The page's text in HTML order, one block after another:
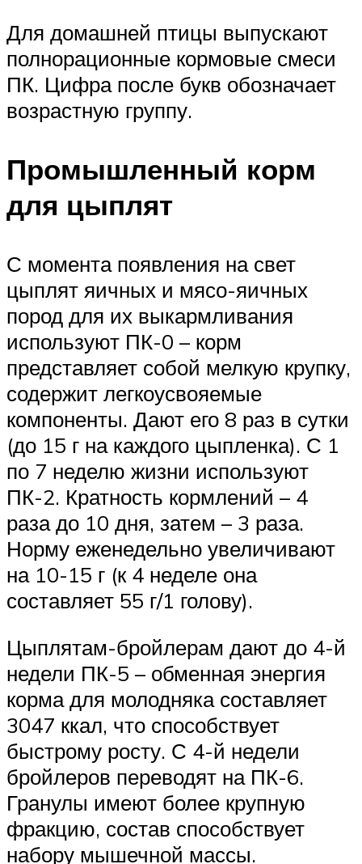
Для домашней птицы выпускают
полнорационные кормовые смеси
ПК. Цифра после букв обозначает
возрастную группу.
Промышленный корм
для цыплят
С момента появления на свет
цыплят яичных и мясо-яичных
пород для их выкармливания
используют ПК-0 – корм
представляет собой мелкую крупку,
содержит легкоусвояемые
компоненты. Дают его 8 раз в сутки
(до 15 г на каждого цыпленка). С 1
по 7 неделю жизни используют
ПК-2. Кратность кормлений – 4
раза до 10 дня, затем – 3 раза.
Норму еженедельно увеличивают
на 10-15 г (к 4 неделе она
составляет 55 г/1 голову).
Цыплятам-бройлерам дают до 4-й
недели ПК-5 – обменная энергия
корма для молодняка составляет
3047 ккал, что способствует
быстрому росту. С 4-й недели
бройлеров переводят на ПК-6.
Гранулы имеют более крупную
фракцию, состав способствует
набору мышечной массы.